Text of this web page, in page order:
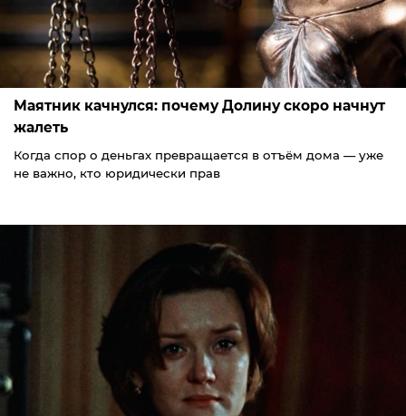
Маятник качнулся: почему Долину скоро начнут
жалеть
Когда спор о деньгах превращается в отъём дома — уже
не важно, кто юридически прав